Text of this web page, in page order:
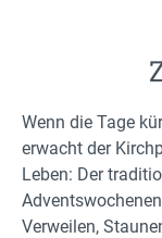
Wenn die Tage
erwacht der
Leben: Der
Verweilen,